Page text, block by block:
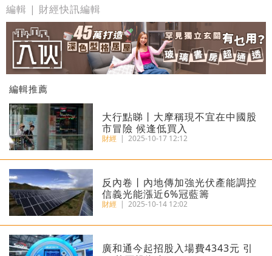
編輯 | 財經快訊編輯
編輯推薦
大行點睇丨大摩稱現不宜在中國股
市冒險 候逢低買入
財經 | 2025-10-17 12:12
反內卷丨內地傳加強光伏產能調控
信義光能漲近6%冠藍籌
財經 | 2025-10-14 12:02
廣和通今起招股入場費4343元 引